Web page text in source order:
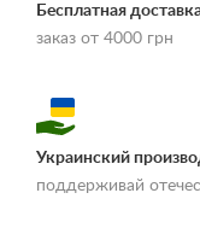
Бесплатная
заказ от 4000 грн
доставки и
Украинский
поддерживай